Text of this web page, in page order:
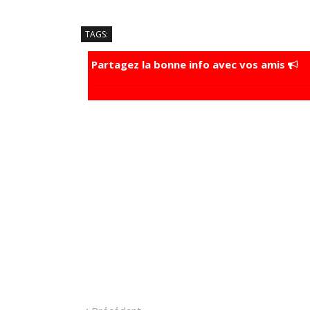
TAGS:
Partagez la bonne info avec vos amis